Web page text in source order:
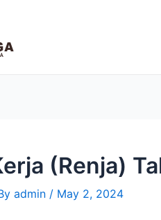
(Renja)
admin / May 2, 2024